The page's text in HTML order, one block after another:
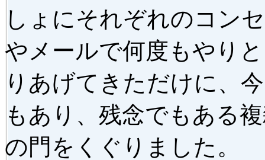
しょにそれぞれのコン
やメールで何度もやり
りあげてきただけに、
もあり、残念でもある
の門をくぐりました。